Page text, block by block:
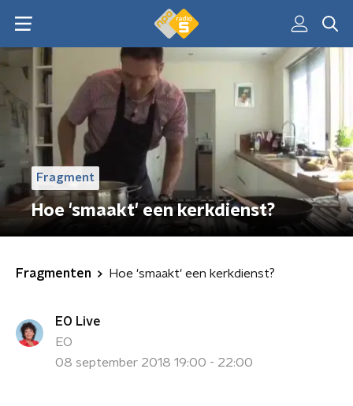
Fragment
Hoe 'smaakt' een kerkdienst?
Fragmenten Hoe 'smaakt' een kerkdienst?
EO Live
EO
08 september 2018 19:00 - 22:00